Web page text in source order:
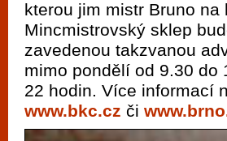
kterou jim mistr Bruno
Mincmistrovský sklep
zavedenou takzvanou
mimo pondělí od 9.30 do
22 hodin. Více informací
www.bkc.cz či